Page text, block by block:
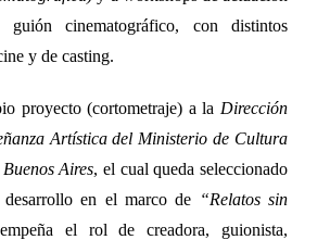
cinematográfico, con distintos
y de casting.
proyecto (cortometraje) a la Dirección
Artística del Ministerio de Cultura
Aires, el cual queda seleccionado
en el marco de “Relatos sin
el rol de creadora, guionista,